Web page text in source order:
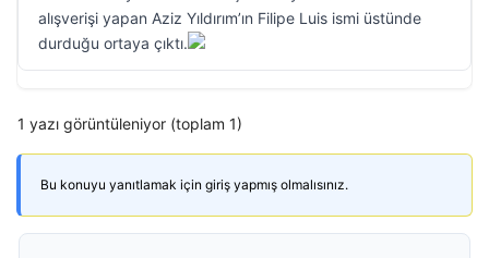
alışverişi yapan Aziz Yıldırım’ın Filipe Luis ismi üstünde
durduğu ortaya çıktı.
1 yazı görüntüleniyor (toplam 1)
Bu konuyu yanıtlamak için giriş yapmış olmalısınız.